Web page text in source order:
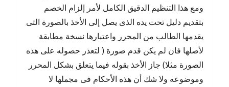
ومع هذا التنظيم الدقيق الكامل لأمر إلزام الخصم
بتقديم دليل تحت يده الذى يصل إلى الأخذ بالصورة التى
يقدمها الطالب من المحرر واعتبارها نسخة مطابقة
لأصلها فان لم يكن قدم صورة ( لتعذر حصوله على هذه
الصورة مثلا) جاز الأخذ بقوله فيما يتعلق بشكل المحرر
وموضوعه ولا شك أن هذه الأحكام فى مجملها لا